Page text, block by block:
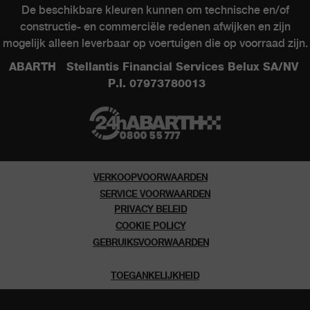
ABARTH WERELD
Geschiedenis
Speciale series
De beschikbare kleuren kunnen om technische en/of
constructie- en commerciële redenen afwijken en zijn
mogelijk alleen leverbaar op voertuigen die op voorraad zijn.
ABARTH Stellantis Financial Services Belux SA/NV
P.I. 07973780013
VERKOOPVOORWAARDEN
SERVICE VOORWAARDEN
PRIVACY BELEID
COOKIE POLICY
GEBRUIKSVOORWAARDEN
TOEGANKELIJKHEID